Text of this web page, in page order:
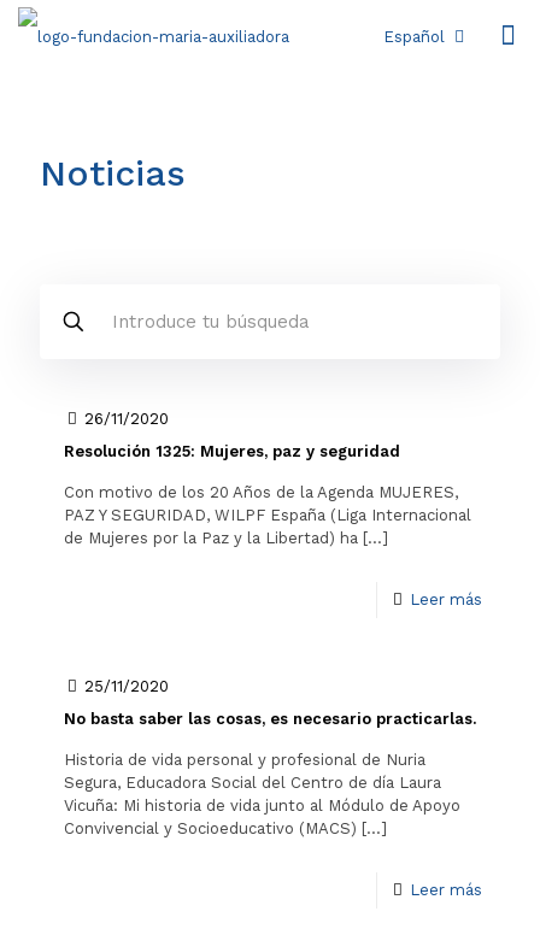
Español
Noticias
26/11/2020
Resolución 1325: Mujeres, paz y seguridad
Con motivo de los 20 Años de la Agenda MUJERES,
PAZ Y SEGURIDAD, WILPF España (Liga Internacional
de Mujeres por la Paz y la Libertad) ha […]
Leer más
25/11/2020
No basta saber las cosas, es necesario practicarlas.
Historia de vida personal y profesional de Nuria
Segura, Educadora Social del Centro de día Laura
Vicuña: Mi historia de vida junto al Módulo de Apoyo
Convivencial y Socioeducativo (MACS) […]
Leer más